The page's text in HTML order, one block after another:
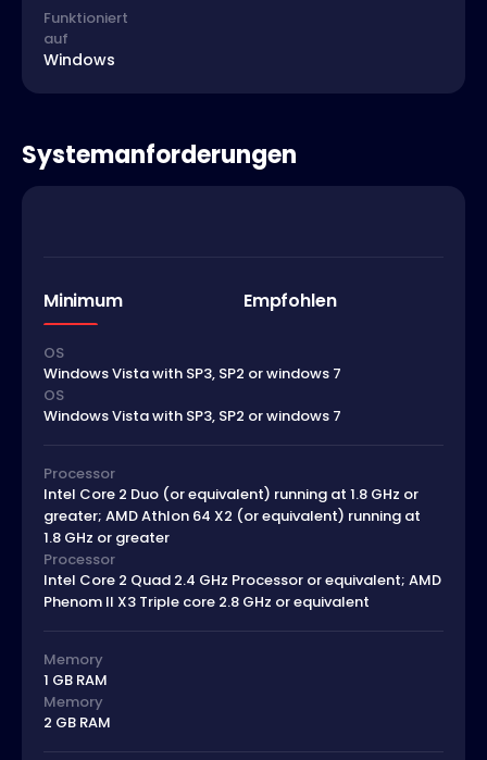
Funktioniert
auf
Windows
Systemanforderungen
Minimum Empfohlen
OS
Windows Vista with SP3, SP2 or windows 7
OS
Windows Vista with SP3, SP2 or windows 7
Processor
Intel Core 2 Duo (or equivalent) running at 1.8 GHz or
greater; AMD Athlon 64 X2 (or equivalent) running at
1.8 GHz or greater
Processor
Intel Core 2 Quad 2.4 GHz Processor or equivalent; AMD
Phenom II X3 Triple core 2.8 GHz or equivalent
Memory
1 GB RAM
Memory
2 GB RAM